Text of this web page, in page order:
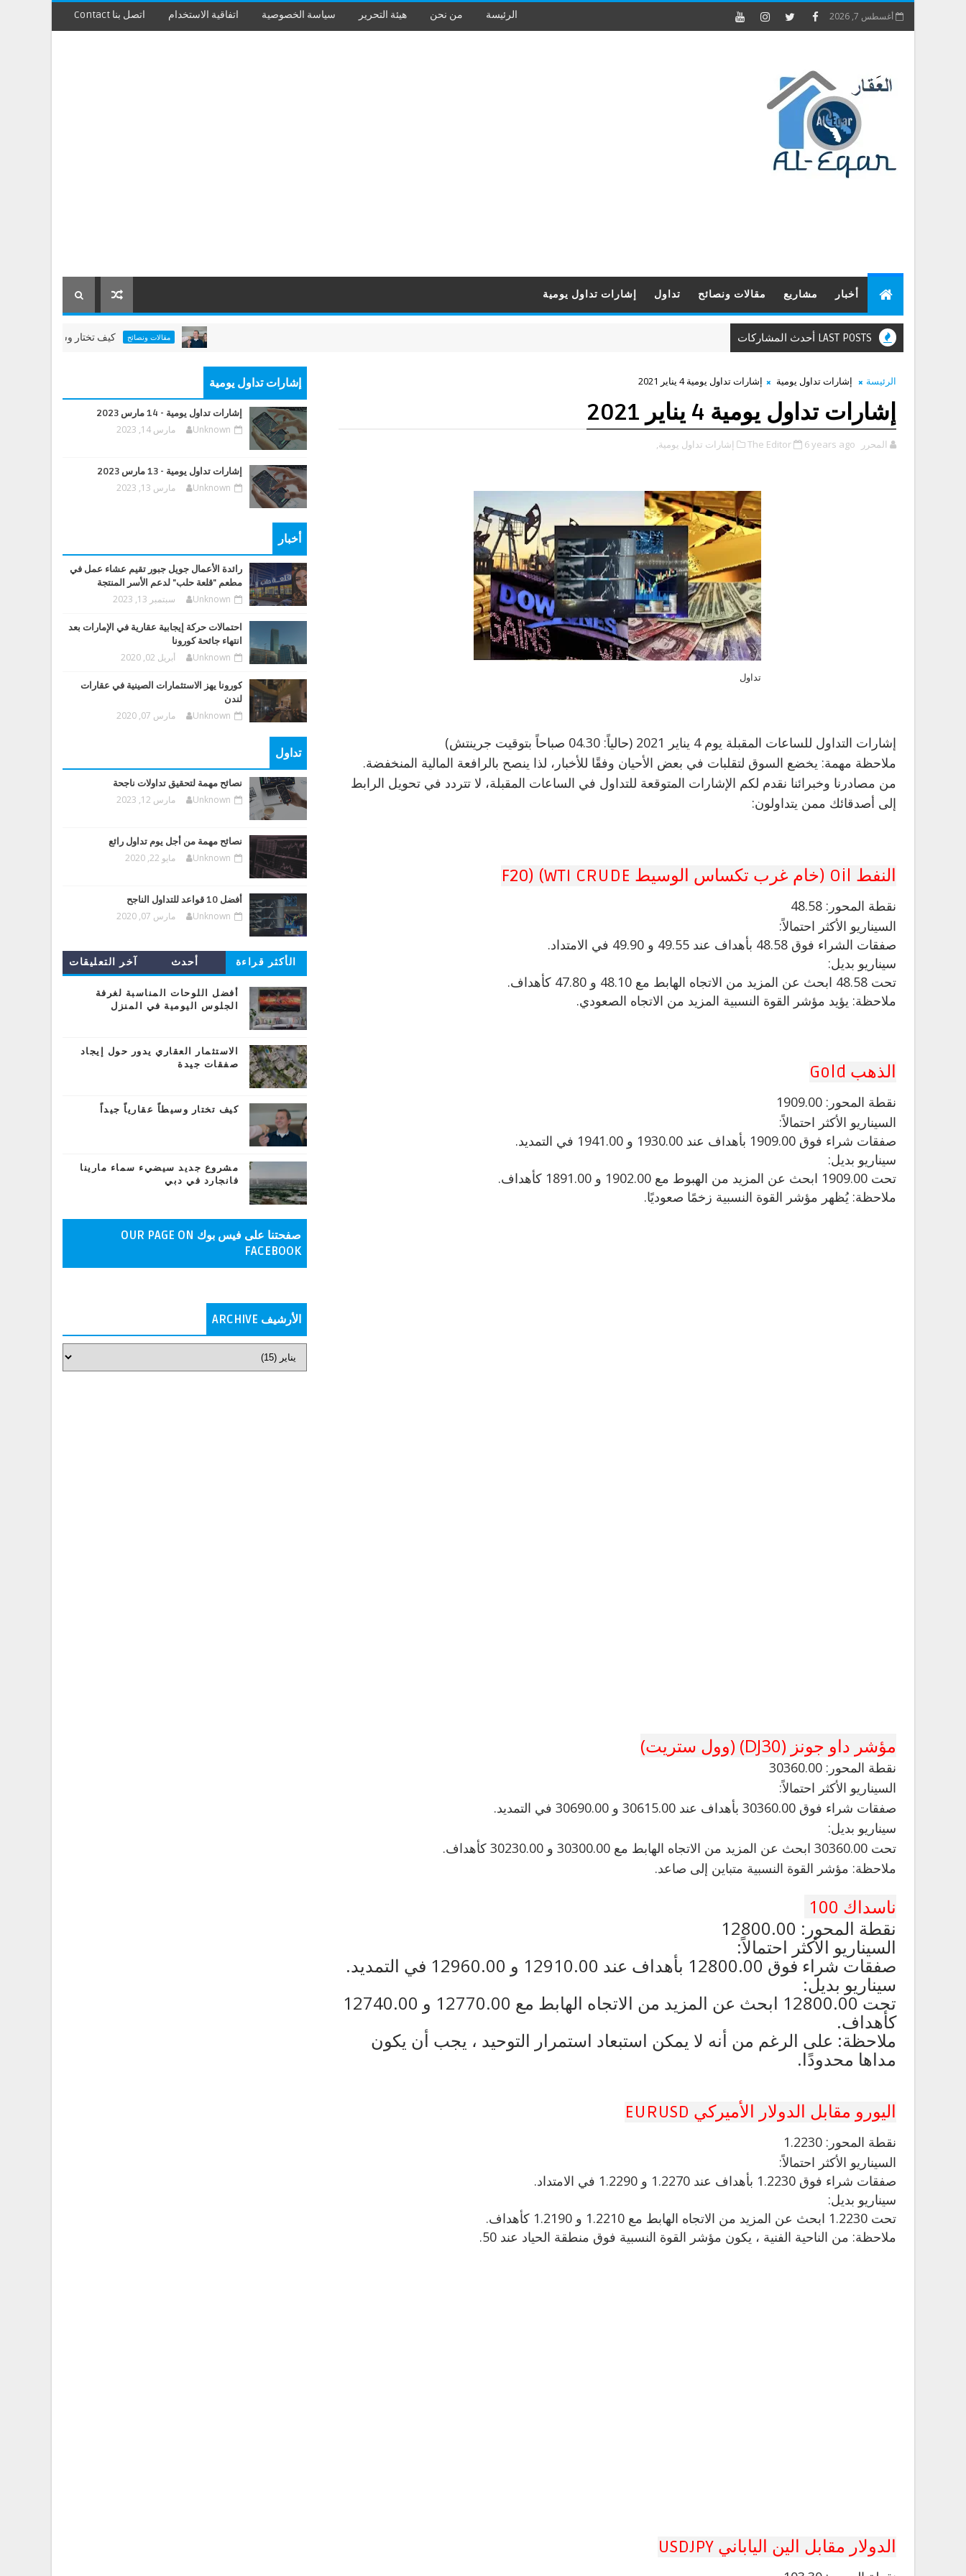
أغسطس 7, 2026 الرئيسة من نحن هيئة التحرير سياسة الخصوصية اتفاقية الاستخدام اتصل بنا Contact
أخبار مشاريع مقالات ونصائح تداول إشارات تداول يومية
LAST POSTS أحدث المشاركات مقالات ونصائح كيف تختار وسيطاً عقارياً جيداً
الرئيسة إشارات تداول يومية إشارات تداول يومية 4 يناير 2021
إشارات تداول يومية 4 يناير 2021
المحرر The Editor 6 years ago إشارات تداول يومية,
تداول
إشارات التداول للساعات المقبلة يوم 4 يناير 2021 (حالياً: 04.30 صباحاً بتوقيت جرينتش)
ملاحظة مهمة: يخضع السوق لتقلبات في بعض الأحيان وفقًا للأخبار، لذا ينصح بالرافعة المالية المنخفضة.
من مصادرنا وخبرائنا نقدم لكم الإشارات المتوقعة للتداول في الساعات المقبلة، لا تتردد في تحويل الرابط
إلى أصدقائك ممن يتداولون:
النفط Oil (خام غرب تكساس الوسيط WTI CRUDE) (F20
نقطة المحور: 48.58
السيناريو الأكثر احتمالاً:
صفقات الشراء فوق 48.58 بأهداف عند 49.55 و 49.90 في الامتداد.
سيناريو بديل:
تحت 48.58 ابحث عن المزيد من الاتجاه الهابط مع 48.10 و 47.80 كأهداف.
ملاحظة: يؤيد مؤشر القوة النسبية المزيد من الاتجاه الصعودي.
الذهب Gold
نقطة المحور: 1909.00
السيناريو الأكثر احتمالاً:
صفقات شراء فوق 1909.00 بأهداف عند 1930.00 و 1941.00 في التمديد.
سيناريو بديل:
تحت 1909.00 ابحث عن المزيد من الهبوط مع 1902.00 و 1891.00 كأهداف.
ملاحظة: يُظهر مؤشر القوة النسبية زخمًا صعوديًا.
مؤشر داو جونز (DJ30) (وول ستريت)
نقطة المحور: 30360.00
السيناريو الأكثر احتمالاً:
صفقات شراء فوق 30360.00 بأهداف عند 30615.00 و 30690.00 في التمديد.
سيناريو بديل:
تحت 30360.00 ابحث عن المزيد من الاتجاه الهابط مع 30300.00 و 30230.00 كأهداف.
ملاحظة: مؤشر القوة النسبية متباين إلى صاعد.
ناسداك 100
نقطة المحور: 12800.00
السيناريو الأكثر احتمالاً:
صفقات شراء فوق 12800.00 بأهداف عند 12910.00 و 12960.00 في التمديد.
سيناريو بديل:
تحت 12800.00 ابحث عن المزيد من الاتجاه الهابط مع 12770.00 و 12740.00
كأهداف.
ملاحظة: على الرغم من أنه لا يمكن استبعاد استمرار التوحيد ، يجب أن يكون
مداها محدودًا.
اليورو مقابل الدولار الأميركي EURUSD
نقطة المحور: 1.2230
السيناريو الأكثر احتمالاً:
صفقات شراء فوق 1.2230 بأهداف عند 1.2270 و 1.2290 في الامتداد.
سيناريو بديل:
تحت 1.2230 ابحث عن المزيد من الاتجاه الهابط مع 1.2210 و 1.2190 كأهداف.
ملاحظة: من الناحية الفنية ، يكون مؤشر القوة النسبية فوق منطقة الحياد عند 50.
الدولار مقابل الين الياباني USDJPY
إشارات تداول يومية
إشارات تداول يومية - 14 مارس 2023
Unknown مارس 14, 2023
إشارات تداول يومية - 13 مارس 2023
Unknown مارس 13, 2023
أخبار
رائدة الأعمال جويل جبور تقيم عشاء عمل في
مطعم "قلعة حلب" لدعم الأسر المنتجة
Unknown سبتمبر 13, 2023
احتمالات حركة إيجابية عقارية في الإمارات بعد
انتهاء جائحة كورونا
Unknown أبريل 02, 2020
كورونا يهز الاستثمارات الصينية في عقارات
لندن
Unknown مارس 07, 2020
تداول
نصائح مهمة لتحقيق تداولات ناجحة
Unknown مارس 12, 2023
نصائح مهمة من أجل يوم تداول رائع
Unknown مايو 22, 2020
أفضل 10 قواعد للتداول الناجح
Unknown مارس 07, 2020
الأكثر قراءة
أحدث
آخر التعليقات
أفضل اللوحات المناسبة لغرفة
الجلوس اليومية في المنزل
الاستثمار العقاري يدور حول إيجاد
صفقات جيدة
كيف تختار وسيطاً عقارياً جيداً
مشروع جديد سيضيء سماء مارينا
فانجارد في دبي
صفحتنا على فيس بوك OUR PAGE ON
FACEBOOK
الأرشيف ARCHIVE